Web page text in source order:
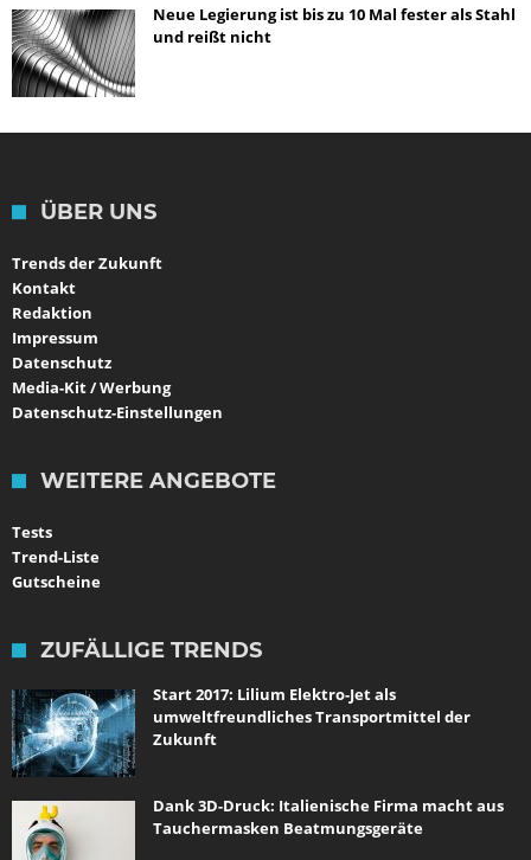
Neue Legierung ist bis zu 10 Mal fester als Stahl
und reißt nicht
ÜBER UNS
Trends der Zukunft
Kontakt
Redaktion
Impressum
Datenschutz
Media-Kit / Werbung
Datenschutz-Einstellungen
WEITERE ANGEBOTE
Tests
Trend-Liste
Gutscheine
ZUFÄLLIGE TRENDS
Start 2017: Lilium Elektro-Jet als
umweltfreundliches Transportmittel der
Zukunft
Dank 3D-Druck: Italienische Firma macht aus
Tauchermasken Beatmungsgeräte